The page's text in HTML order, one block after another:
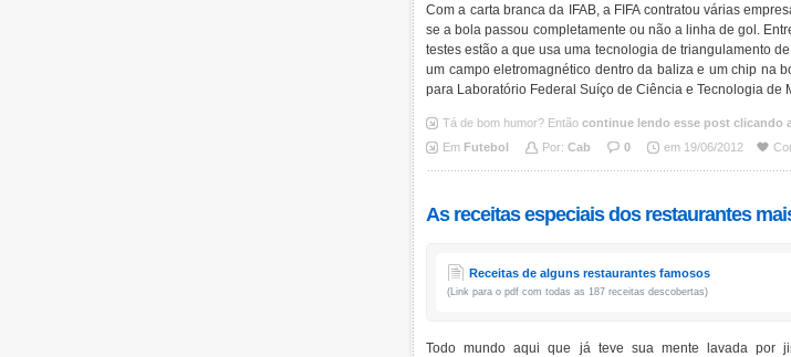
Com a carta branca da IFAB, a FIFA contratou várias
se a bola passou completamente ou não a linha de gol.
testes estão a que usa uma tecnologia de triangulamento
um campo eletromagnético dentro da baliza e um chip na
para Laboratório Federal Suíço de Ciência e Tecnologia
Tá de bom humor? Então continue lendo esse post clicando
Em Futebol Por: Cab 0 em 19/06/2012
As receitas especiais dos restaurantes
Receitas de alguns restaurantes famosos
(Link para o pdf com todas as 187 receitas descobertas)
Todo mundo aqui que já teve sua mente lavada por